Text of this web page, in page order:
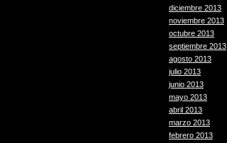
diciembre 2013
noviembre 2013
octubre 2013
septiembre 2013
agosto 2013
julio 2013
junio 2013
mayo 2013
abril 2013
marzo 2013
febrero 2013